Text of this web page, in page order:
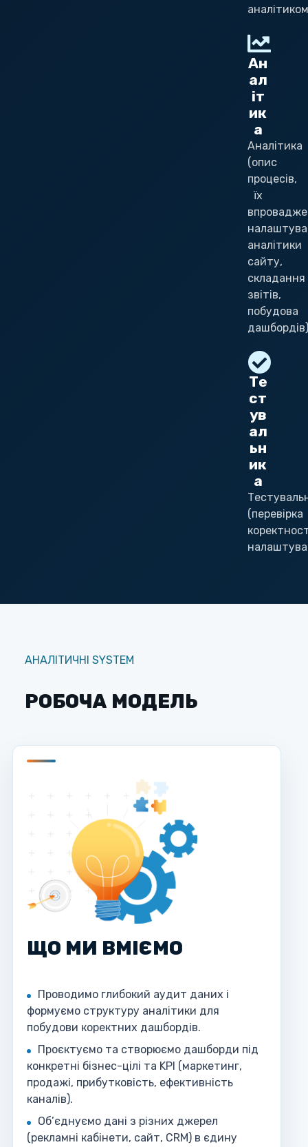
Ан
ал
іт
ик
а
Аналітика
(опис
процесів,
їх
аналітики
сайту,
складання
звітів,
побудова
Те
ст
ув
ал
ьн
ик
а
(перевірка
АНАЛІТИЧНІ SYSTEM
РОБОЧА МОДЕЛЬ
ЩО МИ ВМІЄМО
Проводимо глибокий аудит даних і
формуємо структуру аналітики для
побудови коректних дашбордів.
Проєктуємо та створюємо дашборди під
конкретні бізнес-цілі та KPI (маркетинг,
продажі, прибутковість, ефективність
каналів).
Об’єднуємо дані з різних джерел
(рекламні кабінети, сайт, CRM) в єдину